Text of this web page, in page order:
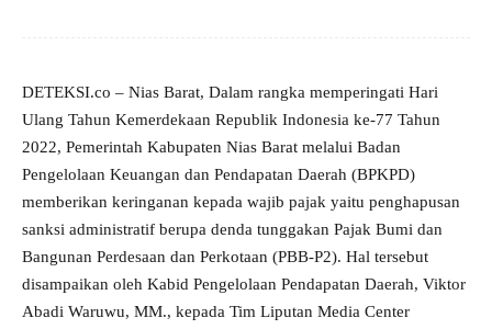
DETEKSI.co – Nias Barat, Dalam rangka memperingati Hari
Ulang Tahun Kemerdekaan Republik Indonesia ke-77 Tahun
2022, Pemerintah Kabupaten Nias Barat melalui Badan
Pengelolaan Keuangan dan Pendapatan Daerah (BPKPD)
memberikan keringanan kepada wajib pajak yaitu penghapusan
sanksi administratif berupa denda tunggakan Pajak Bumi dan
Bangunan Perdesaan dan Perkotaan (PBB-P2). Hal tersebut
disampaikan oleh Kabid Pengelolaan Pendapatan Daerah, Viktor
Abadi Waruwu, MM., kepada Tim Liputan Media Center